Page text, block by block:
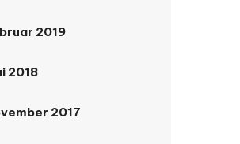
2019
2018
2017